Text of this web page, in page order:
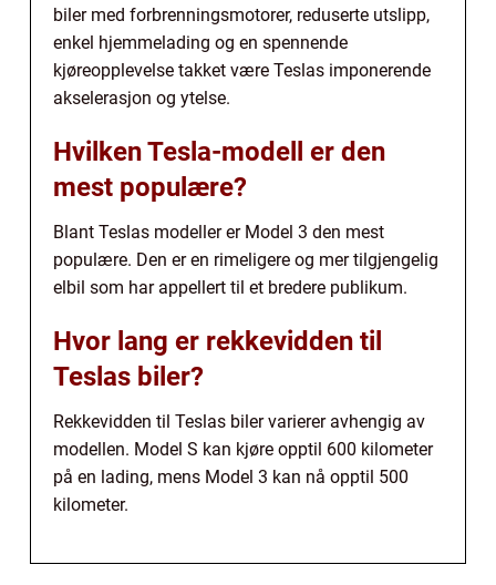
biler med forbrenningsmotorer, reduserte utslipp,
enkel hjemmelading og en spennende
kjøreopplevelse takket være Teslas imponerende
akselerasjon og ytelse.
Hvilken Tesla-modell er den
mest populære?
Blant Teslas modeller er Model 3 den mest
populære. Den er en rimeligere og mer tilgjengelig
elbil som har appellert til et bredere publikum.
Hvor lang er rekkevidden til
Teslas biler?
Rekkevidden til Teslas biler varierer avhengig av
modellen. Model S kan kjøre opptil 600 kilometer
på en lading, mens Model 3 kan nå opptil 500
kilometer.